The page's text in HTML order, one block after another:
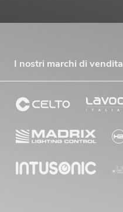
I nostri marchi di vendita